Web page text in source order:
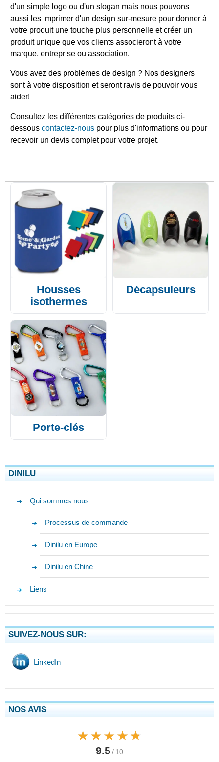
d'un simple logo ou d'un slogan mais nous pouvons
aussi les imprimer d'un design sur-mesure pour donner à
votre produit une touche plus personnelle et créer un
produit unique que vos clients associeront à votre
marque, entreprise ou association.
Vous avez des problèmes de design ? Nos designers
sont à votre disposition et seront ravis de pouvoir vous
aider!
Consultez les différentes catégories de produits ci-
dessous contactez-nous pour plus d'informations ou pour
recevoir un devis complet pour votre projet.
Housses
isothermes
Décapsuleurs
Porte-clés
DINILU
Qui sommes nous
Processus de commande
Dinilu en Europe
Dinilu en Chine
Liens
SUIVEZ-NOUS SUR:
LinkedIn
NOS AVIS
★★★★★
★★★★★
9.5 / 10